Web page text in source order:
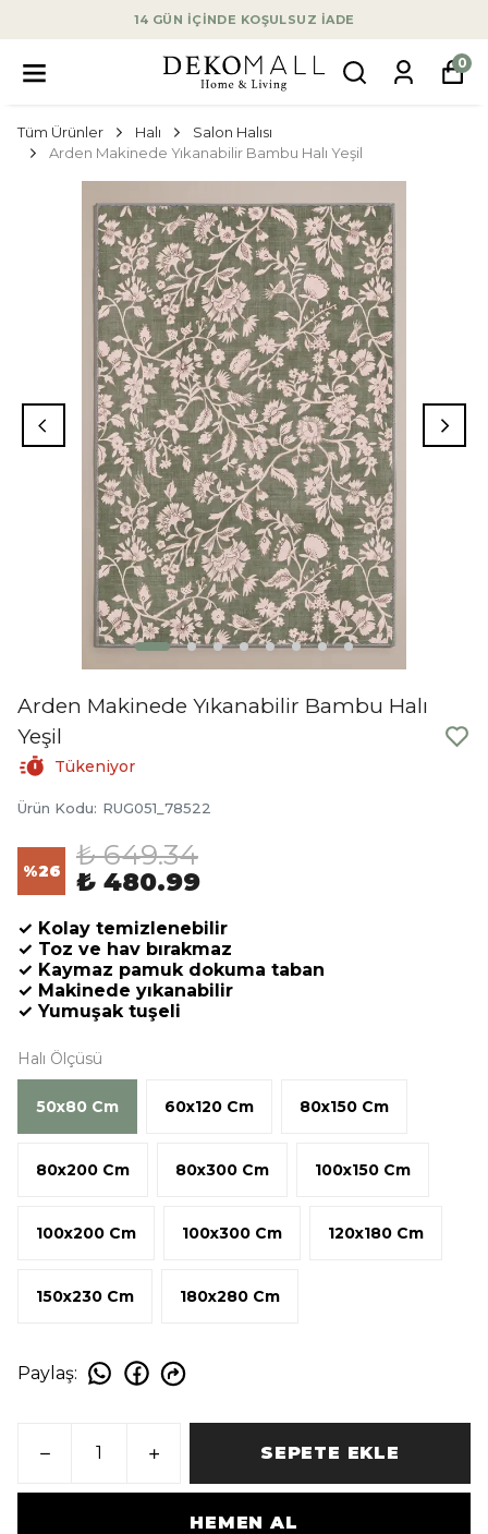
14 GÜN İÇİNDE KOŞULSUZ İADE
0
Tüm Ürünler Halı
Salon Halısı
Arden Makinede Yıkanabilir Bambu Halı Yeşil
Arden Makinede Yıkanabilir Bambu Halı
Yeşil
Tükeniyor
Ürün Kodu: RUG051_78522
%26 ₺ 649.34
₺ 480.99
✓ Kolay temizlenebilir
✓ Toz ve hav bırakmaz
✓ Kaymaz pamuk dokuma taban
✓ Makinede yıkanabilir
✓ Yumuşak tuşeli
Halı Ölçüsü
50x80 Cm 60x120 Cm 80x150 Cm
80x200 Cm 80x300 Cm 100x150 Cm
100x200 Cm 100x300 Cm 120x180 Cm
150x230 Cm 180x280 Cm
Paylaş:
SEPETE EKLE
HEMEN AL